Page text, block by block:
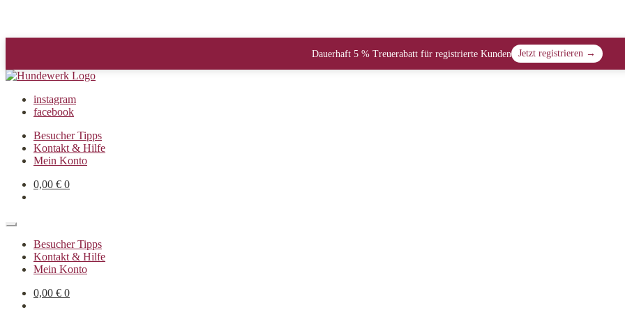
Dauerhaft 5 % Treuerabatt für registrierte Kunden Jetzt registrieren →
instagram
facebook
Besucher Tipps
Kontakt & Hilfe
Mein Konto
0,00 € 0
Besucher Tipps
Kontakt & Hilfe
Mein Konto
0,00 € 0